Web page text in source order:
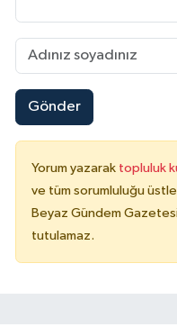
Gönder
Yorum yazarak topluluk
ve tüm sorumluluğu
Beyaz Gündem
tutulamaz.